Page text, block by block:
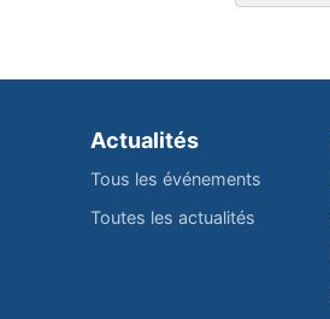
Actualités
Tous les événements
Toutes les actualités